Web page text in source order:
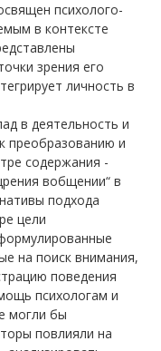
психолого-
в контексте
зрения его
личность в
в деятельность и
преобразованию и
содержания -
вобщении“ в
подхода
цели
на поиск внимания,
поведения
психологам и
могли бы
повлияли на